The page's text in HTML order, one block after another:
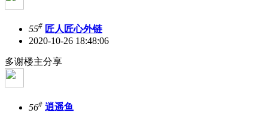
55# 匠人匠心外链
2020-10-26 18:48:06
多谢楼主分享
56# 逍遥鱼